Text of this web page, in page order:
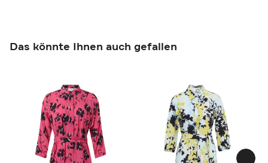
Das könnte Ihnen auch gefallen